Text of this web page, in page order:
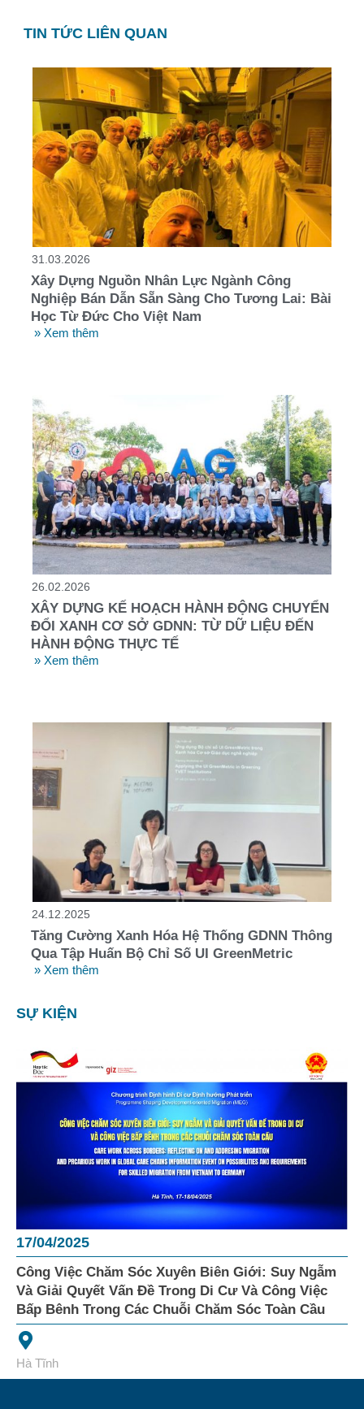
TIN TỨC LIÊN QUAN
31.03.2026
Xây Dựng Nguồn Nhân Lực Ngành Công
Nghiệp Bán Dẫn Sẵn Sàng Cho Tương Lai: Bài
Học Từ Đức Cho Việt Nam
» Xem thêm
26.02.2026
XÂY DỰNG KẾ HOẠCH HÀNH ĐỘNG CHUYỂN
ĐỔI XANH CƠ SỞ GDNN: TỪ DỮ LIỆU ĐẾN
HÀNH ĐỘNG THỰC TẾ
» Xem thêm
24.12.2025
Tăng Cường Xanh Hóa Hệ Thống GDNN Thông
Qua Tập Huấn Bộ Chỉ Số UI GreenMetric
» Xem thêm
SỰ KIỆN
17/04/2025
Công Việc Chăm Sóc Xuyên Biên Giới: Suy Ngẫm
Và Giải Quyết Vấn Đề Trong Di Cư Và Công Việc
Bấp Bênh Trong Các Chuỗi Chăm Sóc Toàn Cầu
Hà Tĩnh